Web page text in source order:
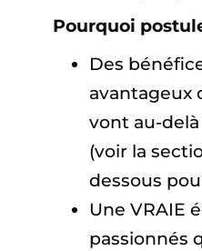
Pourquoi
Des
avantageux
vont au-
(voir la
dessous
Une VRAIE
passionnés